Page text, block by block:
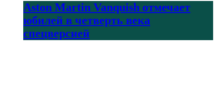
Aston Martin Vanquish отмечает
юбилей в четверть века
спецверсией